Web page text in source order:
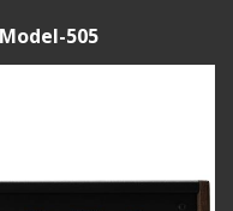
505